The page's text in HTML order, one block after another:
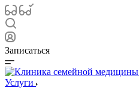
Записаться
Услуги